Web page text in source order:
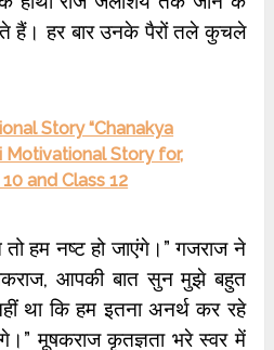
हैं। हर बार उनके पैरों तले कुचले
Story “Chanakya
Motivational Story for,
and Class 12
हम नष्ट हो जाएंगे।” गजराज ने
आपकी बात सुन मुझे बहुत
था कि हम इतना अनर्थ कर रहे
मूषकराज कॄतज्ञता भरे स्वर में